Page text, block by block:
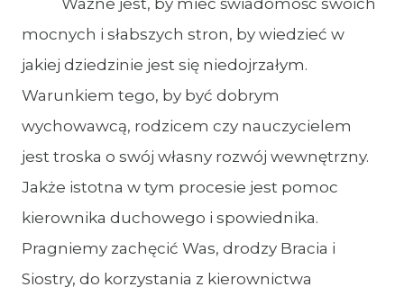
Ważne jest, by mieć świadomość swoich
mocnych i słabszych stron, by wiedzieć w
jakiej dziedzinie jest się niedojrzałym.
Warunkiem tego, by być dobrym
wychowawcą, rodzicem czy nauczycielem
jest troska o swój własny rozwój wewnętrzny.
Jakże istotna w tym procesie jest pomoc
kierownika duchowego i spowiednika.
Pragniemy zachęcić Was, drodzy Bracia i
Siostry, do korzystania z kierownictwa